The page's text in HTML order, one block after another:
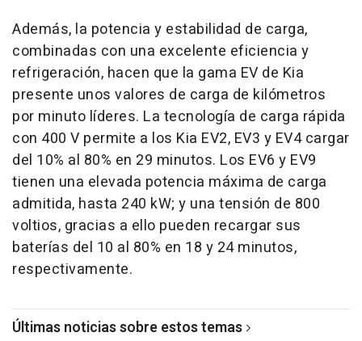
Además, la potencia y estabilidad de carga,
combinadas con una excelente eficiencia y
refrigeración, hacen que la gama EV de Kia
presente unos valores de carga de kilómetros
por minuto líderes. La tecnología de carga rápida
con 400 V permite a los Kia EV2, EV3 y EV4 cargar
del 10% al 80% en 29 minutos. Los EV6 y EV9
tienen una elevada potencia máxima de carga
admitida, hasta 240 kW; y una tensión de 800
voltios, gracias a ello pueden recargar sus
baterías del 10 al 80% en 18 y 24 minutos,
respectivamente.
Últimas noticias sobre estos temas